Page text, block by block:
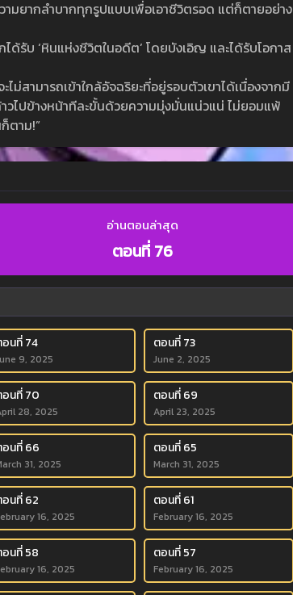
มยากลำบากทุกรูปแบบเพื่อเอาชีวิตรอด แต่ก็ตายอย่าง
ด้รับ ‘หินแห่งชีวิตในอดีต’ โดยบังเอิญ และได้รับโอกาส
ไม่สามารถเข้าใกล้อัจฉริยะที่อยู่รอบตัวเขาได้เนื่องจากมี
วไปข้างหน้าทีละขั้นด้วยความมุ่งมั่นแน่วแน่ ไม่ยอมแพ้
ตาม!”
อ่านตอนล่าสุด
ตอนที่ 76
นที่ 74
9, 2025
ตอนที่ 73
June 2, 2025
นที่ 70
28, 2025
ตอนที่ 69
April 23, 2025
นที่ 66
31, 2025
ตอนที่ 65
March 31, 2025
นที่ 62
16, 2025
ตอนที่ 61
February 16, 2025
นที่ 58
16, 2025
ตอนที่ 57
February 16, 2025